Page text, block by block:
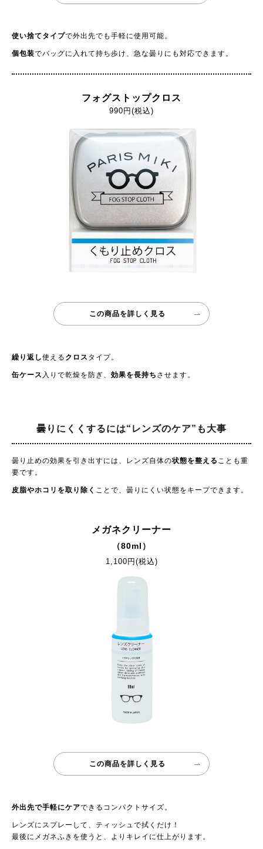
使い捨てタイプで外出先でも手軽に使用可能。
個包装でバッグに入れて持ち歩け、急な曇りにも対応できます。
フォグストップクロス
990円(税込)
この商品を詳しく見る
繰り返し使える クロス タイプ。
缶ケース 入りで乾燥を防ぎ、 効果を長持ち させます。
曇りにくくするには“レンズのケア”も大事
曇り止めの効果を引き出すには、レンズ自体の状態を整える ことも重
要です。
皮脂やホコリを取り除く ことで、曇りにくい状態をキープできます。
メガネクリーナー
（80ml）
1,100円(税込)
この商品を詳しく見る
外出先で手軽にケアできるコンパクトサイズ。
レンズにスプレーして、ティッシュで拭くだけ！
最後にメガネふきを使うと、よりキレイに仕上がります。